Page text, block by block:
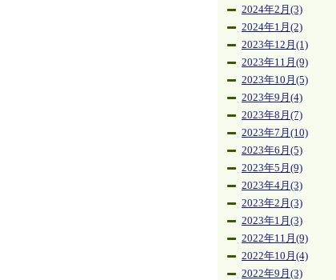
2024年2月(3)
2024年1月(2)
2023年12月(1)
2023年11月(9)
2023年10月(5)
2023年9月(4)
2023年8月(7)
2023年7月(10)
2023年6月(5)
2023年5月(9)
2023年4月(3)
2023年2月(3)
2023年1月(3)
2022年11月(9)
2022年10月(4)
2022年9月(3)